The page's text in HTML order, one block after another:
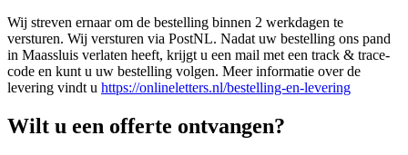
Wij streven ernaar om de bestelling binnen 2 werkdagen te
versturen. Wij versturen via PostNL. Nadat uw bestelling ons pand
in Maassluis verlaten heeft, krijgt u een mail met een track & trace-
code en kunt u uw bestelling volgen. Meer informatie over de
levering vindt u https://onlineletters.nl/bestelling-en-levering
Wilt u een offerte ontvangen?